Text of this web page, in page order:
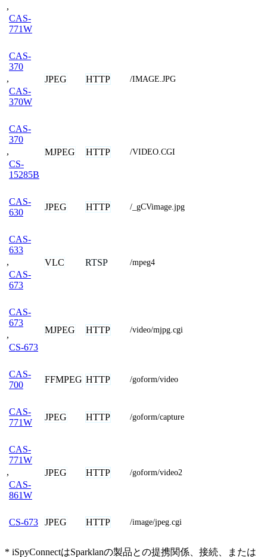
,
CAS-
771W
CAS-
370
,
CAS-
370W
JPEG HTTP /IMAGE.JPG
CAS-
370
,
CS-
15285B
MJPEG HTTP /VIDEO.CGI
CAS-
630
JPEG HTTP /_gCVimage.jpg
CAS-
633
,
CAS-
673
VLC RTSP /mpeg4
CAS-
673
,
CS-673
MJPEG HTTP /video/mjpg.cgi
CAS-
700
FFMPEG HTTP /goform/video
CAS-
771W
JPEG HTTP /goform/capture
CAS-
771W
,
CAS-
861W
JPEG HTTP /goform/video2
CS-673 JPEG HTTP /image/jpeg.cgi
* iSpyConnectはSparklanの製品との提携関係、接続、または